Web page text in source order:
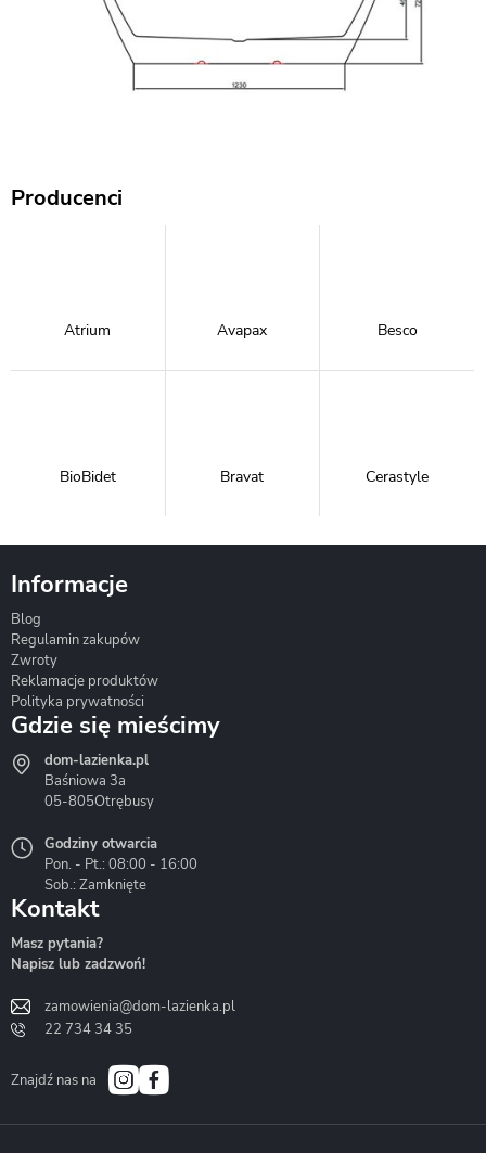
Producenci
Atrium Avapax Besco
BioBidet Bravat Cerastyle
Hydrostop
Liveno
Bath&Spa
Informacje
Blog
Regulamin zakupów
Zwroty
Reklamacje produktów
Polityka prywatności
Gdzie się mieścimy
dom-lazienka.pl
Baśniowa 3a
05-805Otrębusy
Godziny otwarcia
Pon. - Pt.: 08:00 - 16:00
Sob.: Zamknięte
Kontakt
Masz pytania?
Napisz lub zadzwoń!
zamowienia@dom-lazienka.pl
22 734 34 35
Znajdź nas na